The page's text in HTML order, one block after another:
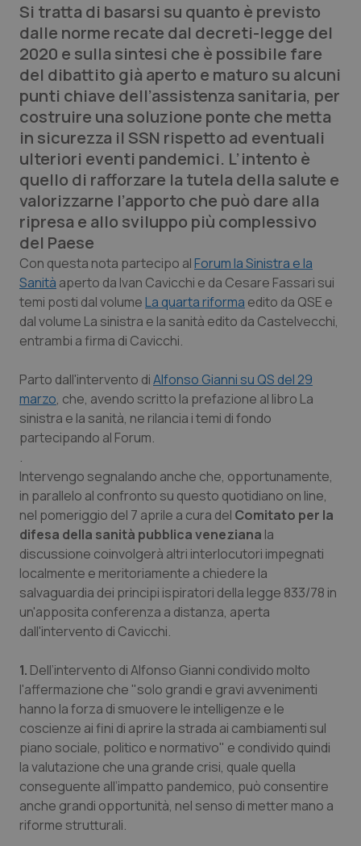
QS Pro
Professionisti Sanitari.AI
Abruzzo
Basilicata
Calabria
Campania
Emilia-Romagna
Friuli Venezia Giulia
Lazio
Liguria
Lombardia
Marche
Molise
Piemonte
Provincia Autonoma di Bolzano
Provincia Autonoma di Trento
Puglia
Sardegna
Sicilia
Toscana
QS Pro Gold
Artrite & artrosi
Asma & BPCO
Car-T
Colesterolo & coronaropatie
Dermatite Atopica
Diabete & glucometri
Disturbi dell’umore
Dolore
Donna & Salute
Epatiti
HIV
Infezioni & Febbre
Ipertensione & Scompenso
Malattie rare
Malattia di Crohn & Rettocolite Ulcerosa
Neuroscienze & patologie neurodegenerative
Obesità
QS Club Newsletter
Si tratta di basarsi su quanto è previsto
dalle norme recate dal decreti-legge del
2020 e sulla sintesi che è possibile fare
del dibattito già aperto e maturo su alcuni
punti chiave dell’assistenza sanitaria, per
costruire una soluzione ponte che metta
in sicurezza il SSN rispetto ad eventuali
ulteriori eventi pandemici. L’intento è
quello di rafforzare la tutela della salute e
valorizzarne l’apporto che può dare alla
ripresa e allo sviluppo più complessivo
del Paese
Con questa nota partecipo alForum la Sinistra e la
Sanità aperto da Ivan Cavicchi e da Cesare Fassari sui
temi posti dal volumeLa quarta riforma edito da QSE e
dal volume La sinistra e la sanità edito da Castelvecchi,
entrambi a firma di Cavicchi.
Parto dall'intervento diAlfonso Gianni su QS del 29
marzo, che, avendo scritto la prefazione al libro La
sinistra e la sanità, ne rilancia i temi di fondo
partecipando al Forum.
.
Intervengo segnalando anche che, opportunamente,
in parallelo al confronto su questo quotidiano on line,
nel pomeriggio del 7 aprile a cura del Comitato per la
difesa della sanità pubblica veneziana la
discussione coinvolgerà altri interlocutori impegnati
localmente e meritoriamente a chiedere la
salvaguardia dei principi ispiratori della legge 833/78 in
un'apposita conferenza a distanza, aperta
dall'intervento di Cavicchi.
1. Dell’intervento di Alfonso Gianni condivido molto
l'affermazione che "solo grandi e gravi avvenimenti
hanno la forza di smuovere le intelligenze e le
coscienze ai fini di aprire la strada ai cambiamenti sul
piano sociale, politico e normativo" e condivido quindi
la valutazione che una grande crisi, quale quella
conseguente all’impatto pandemico, può consentire
anche grandi opportunità, nel senso di metter mano a
riforme strutturali.